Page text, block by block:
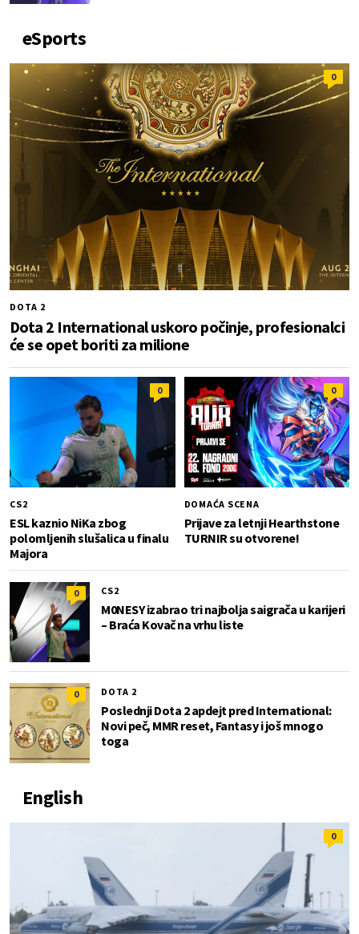
eSports
0
DOTA 2
Dota 2 International uskoro počinje, profesionalci
će se opet boriti za milione
0
CS2
ESL kaznio NiKa zbog
polomljenih slušalica u finalu
Majora
0
DOMAĆA SCENA
Prijave za letnji Hearthstone
TURNIR su otvorene!
0 CS2
M0NESY izabrao tri najbolja saigrača u karijeri
– Braća Kovač na vrhu liste
0 DOTA 2
Poslednji Dota 2 apdejt pred International:
Novi peč, MMR reset, Fantasy i još mnogo
toga
English
0